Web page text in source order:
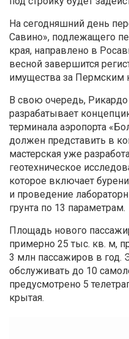
На сегодняшний день
Савино», подлежащего
края, направлено в
весной завершится
имущества за Пермским
В свою очередь,
разрабатывает
терминала аэропорта
должен представить в
мастерская уже
геотехническое
которое включает
и проведение
грунта по 13 параметрам.
Площадь нового
примерно 25 тыс. кв. м,
3 млн пассажиров в год.
обслуживать до 10
предусмотрено 5
крытая.